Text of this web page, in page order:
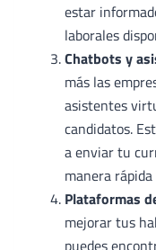
estar
laborales
Chatbots y
más las
asistentes
candidatos.
a enviar tu
manera
Plataformas
mejorar tus
puedes